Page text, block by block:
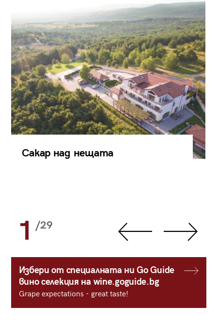
Сакар над нещата
1 /29
Избери от специалната ни Go Guide
вино селекция на wine.goguide.bg
Grape expectations - great taste!